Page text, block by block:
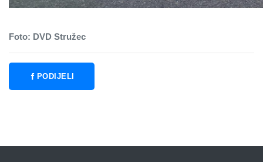
Foto: DVD Stružec
PODIJELI